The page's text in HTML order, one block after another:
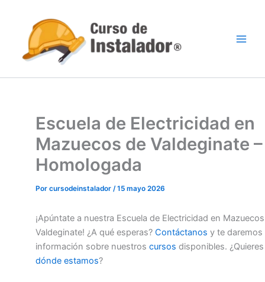
contenido
Escuela de Electricidad en
Mazuecos de Valdeginate –
Homologada
Por cursodeinstalador /15 mayo 2026
¡Apúntate a nuestra Escuela de Electricidad en
Valdeginate! ¿A qué esperas? Contáctanos y te daremos
información sobre nuestros cursos disponibles.
dónde estamos?